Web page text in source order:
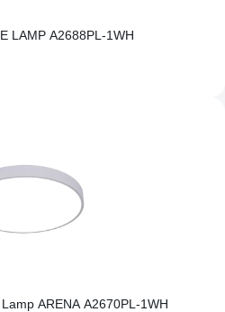
LAMP A2688PL-1WH
ARENA A2670PL-1WH